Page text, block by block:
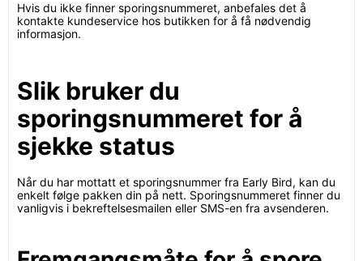
Hvis du ikke finner sporingsnummeret, anbefales det å
kontakte kundeservice hos butikken for å få nødvendig
informasjon.
Slik bruker du
sporingsnummeret for å
sjekke status
Når du har mottatt et sporingsnummer fra Early Bird, kan du
enkelt følge pakken din på nett. Sporingsnummeret finner du
vanligvis i bekreftelsesmailen eller SMS-en fra avsenderen.